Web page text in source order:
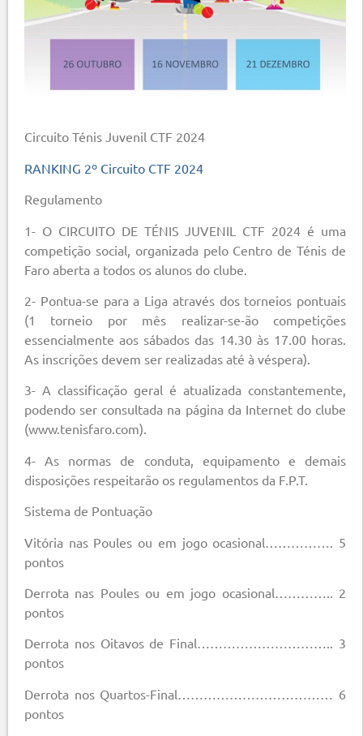
Circuito Ténis Juvenil CTF 2024
RANKING 2º Circuito CTF 2024
Regulamento
1- O CIRCUITO DE TÉNIS JUVENIL CTF 2024 é uma
competição social, organizada pelo Centro de Ténis de
Faro aberta a todos os alunos do clube.
2- Pontua-se para a Liga através dos torneios pontuais
(1 torneio por mês realizar-se-ão competições
essencialmente aos sábados das 14.30 às 17.00 horas.
As inscrições devem ser realizadas até à véspera).
3- A classificação geral é atualizada constantemente,
podendo ser consultada na página da Internet do clube
(www.tenisfaro.com).
4- As normas de conduta, equipamento e demais
disposições respeitarão os regulamentos da F.P.T.
Sistema de Pontuação
Vitória nas Poules ou em jogo ocasional……………. 5
pontos
Derrota nas Poules ou em jogo ocasional………….. 2
pontos
Derrota nos Oitavos de Final………………………….. 3
pontos
Derrota nos Quartos-Final……………………………… 6
pontos